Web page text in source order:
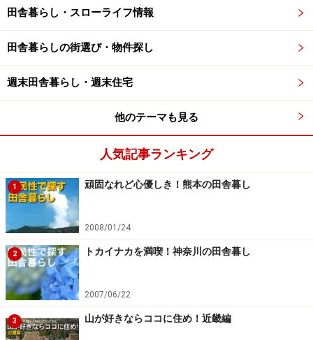
小さな七輪でも大きな焼き面を持ち、また七輪が低く収
まって卓上でも使いやすくなっています。ただし、炎が
集中せず対流熱が分散してしまうので、湯を沸かす能力
は劣ります。
直火が使えないキャンプ場でも七輪ならOK。昔ながらの
形状、頑丈なつくりで、焼きもの、煮炊きも兼用でき、
ンで、クッション付きの椅子にもなる運搬に便利な七輪
ケースもあります。
キャンプ用七輪はココで＞＞お外で七輪／七輪本舗
七輪の楽しみ火おこし
・熱を分散させない
田舎暮らし・スローライフ情報
田舎暮らしの街選び・物件探し
週末田舎暮らし・週末住宅
他のテーマも見る
人気記事ランキング
1 頑固なれど心優しき！熊本の田舎暮し
2008/01/24
2 トカイナカを満喫！神奈川の田舎暮し
2007/06/22
3 山が好きならココに住め！近畿編